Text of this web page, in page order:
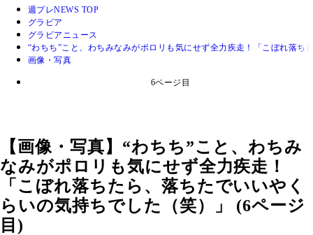
週プレNEWS TOP
グラビア
グラビアニュース
“わちち”こと、わちみなみがポロリも気にせず全力疾走！「こぼれ落
画像・写真
6ページ目
【画像・写真】“わちち”こと、わちみ
なみがポロリも気にせず全力疾走！
「こぼれ落ちたら、落ちたでいいやく
らいの気持ちでした（笑）」 (6ページ
目)